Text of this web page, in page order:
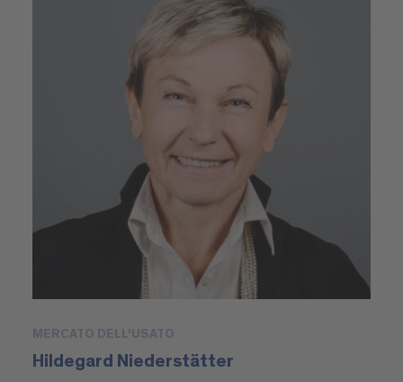
MERCATO DELL'USATO
Hildegard Niederstätter